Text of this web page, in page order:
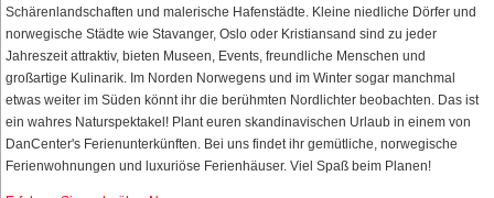
Schärenlandschaften und malerische Hafenstädte. Kleine niedliche Dörfer und
norwegische Städte wie Stavanger, Oslo oder Kristiansand sind zu jeder
Jahreszeit attraktiv, bieten Museen, Events, freundliche Menschen und
großartige Kulinarik. Im Norden Norwegens und im Winter sogar manchmal
etwas weiter im Süden könnt ihr die berühmten Nordlichter beobachten. Das ist
ein wahres Naturspektakel! Plant euren skandinavischen Urlaub in einem von
DanCenter's Ferienunterkünften. Bei uns findet ihr gemütliche, norwegische
Ferienwohnungen und luxuriöse Ferienhäuser. Viel Spaß beim Planen!